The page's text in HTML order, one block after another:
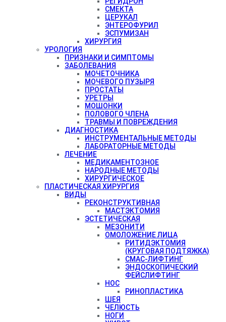
СМЕКТА
ЦЕРУКАЛ
ЭНТЕРОФУРИЛ
ЭСПУМИЗАН
ХИРУРГИЯ
УРОЛОГИЯ
ПРИЗНАКИ И СИМПТОМЫ
ЗАБОЛЕВАНИЯ
МОЧЕТОЧНИКА
МОЧЕВОГО ПУЗЫРЯ
ПРОСТАТЫ
УРЕТРЫ
МОШОНКИ
ПОЛОВОГО ЧЛЕНА
ТРАВМЫ И ПОВРЕЖДЕНИЯ
ДИАГНОСТИКА
ИНСТРУМЕНТАЛЬНЫЕ МЕТОДЫ
ЛАБОРАТОРНЫЕ МЕТОДЫ
ЛЕЧЕНИЕ
МЕДИКАМЕНТОЗНОЕ
НАРОДНЫЕ МЕТОДЫ
ХИРУРГИЧЕСКОЕ
ПЛАСТИЧЕСКАЯ ХИРУРГИЯ
ВИДЫ
РЕКОНСТРУКТИВНАЯ
МАСТЭКТОМИЯ
ЭСТЕТИЧЕСКАЯ
МЕЗОНИТИ
ОМОЛОЖЕНИЕ ЛИЦА
РИТИДЭКТОМИЯ
(КРУГОВАЯ ПОДТЯЖКА)
СМАС-ЛИФТИНГ
ЭНДОСКОПИЧЕСКИЙ
ФЕЙСЛИФТИНГ
НОС
РИНОПЛАСТИКА
ШЕЯ
ЧЕЛЮСТЬ
НОГИ